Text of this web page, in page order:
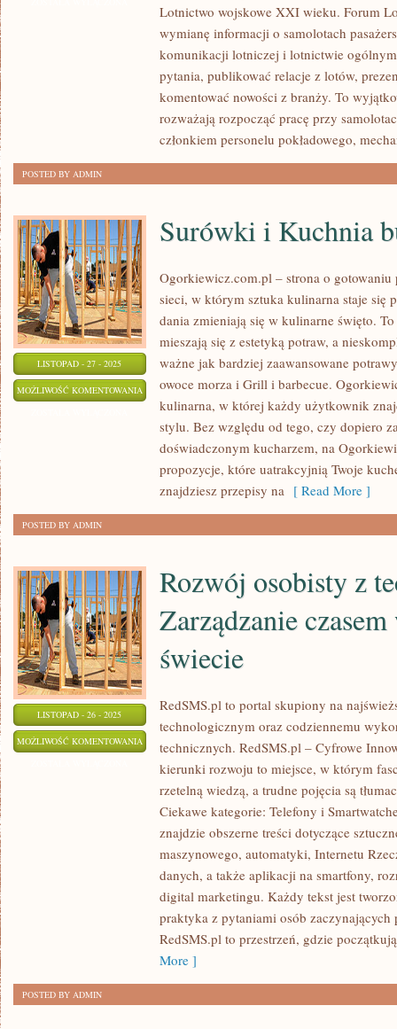
SPOTTING
LOTNICZEGO
Lotnictwo wojskowe XXI wieku. Forum
wymianę informacji o samolotach
komunikacji lotniczej i lotnictwie
pytania, publikować relacje z lotów,
komentować nowości z branży. To
rozważają rozpocząć pracę przy
członkiem personelu pokładowego,
POSTED BY ADMIN
LISTOPAD - 27 - 2025
MOŻLIWOŚĆ KOMENTOWANIA SURÓWKI
KUCHNIA
BUDŻETOWA
Surówki i Kuchnia
Ogorkiewicz.com.pl – strona o gotowaniu
sieci, w którym sztuka kulinarna staje się
dania zmieniają się w kulinarne święto.
mieszają się z estetyką potraw, a
ważne jak bardziej zaawansowane
owoce morza i Grill i barbecue.
kulinarna, w której każdy użytkownik
stylu. Bez względu od tego, czy dopiero
doświadczonym kucharzem, na
propozycje, które uatrakcyjnią Twoje
znajdziesz przepisy na [ Read More ]
POSTED BY ADMIN
LISTOPAD - 26 - 2025
MOŻLIWOŚĆ KOMENTOWANIA
OSOBISTY
TECHNOLOGIĄ
ZARZĄDZANIE
CZASEM
CYFROWYM
ŚWIECIE
Rozwój osobisty z
Zarządzanie
świecie
RedSMS.pl to portal skupiony na
technologicznym oraz codziennemu
technicznych. RedSMS.pl – Cyfrowe
kierunki rozwoju to miejsce, w którym
rzetelną wiedzą, a trudne pojęcia są
Ciekawe kategorie: Telefony i
znajdzie obszerne treści dotyczące
maszynowego, automatyki, Internetu
danych, a także aplikacji na smartfony,
digital marketingu. Każdy tekst jest
praktyka z pytaniami osób zaczynających
RedSMS.pl to przestrzeń, gdzie
More ]
POSTED BY ADMIN